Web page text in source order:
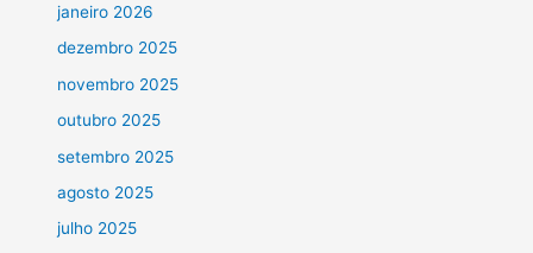
janeiro 2026
dezembro 2025
novembro 2025
outubro 2025
setembro 2025
agosto 2025
julho 2025